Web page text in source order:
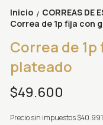
Inicio / CORREAS DE
Correa de 1p fija con
Correa de
plateado
$49.600
Precio sin impuestos$40.991